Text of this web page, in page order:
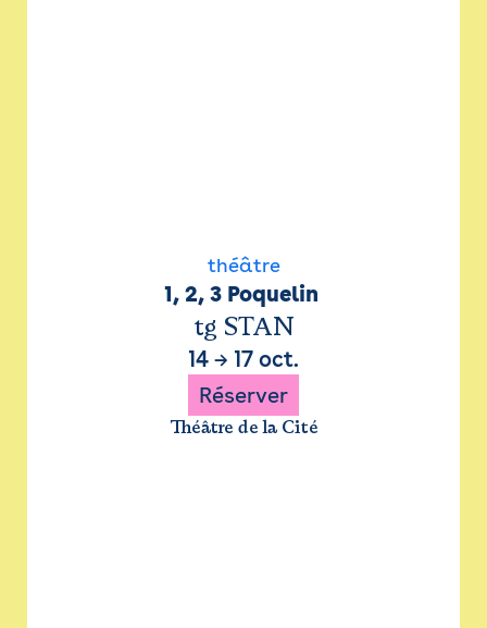
théâtre
1, 2, 3 Poquelin
tg STAN
14 → 17 oct.
Réserver
Théâtre de la Cité